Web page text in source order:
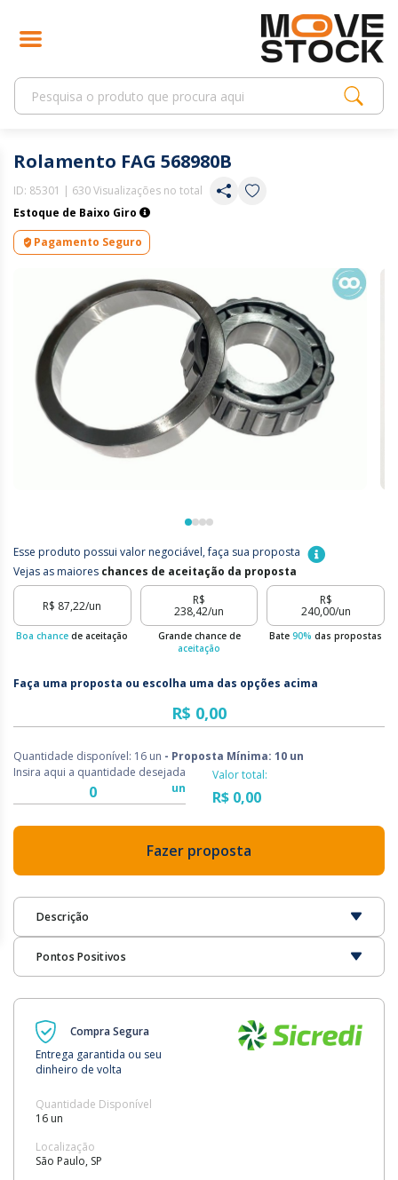
Rolamento FAG 568980B
ID: 85301 | 630 Visualizações no total
Estoque de Baixo Giro
Pagamento Seguro
Esse produto possui valor negociável, faça sua proposta
Vejas as maiores chances de aceitação da proposta
R$ 87,22/un
Boa chance de aceitação
R$
238,42/un
Grande chance de
aceitação
R$
240,00/un
Bate90% das propostas
Faça uma proposta ou escolha uma das opções acima
Quantidade disponível: 16 un - Proposta Mínima: 10 un
Insira aqui a quantidade desejada
un
Valor total:
R$ 0,00
Fazer proposta
Descrição
Pontos Positivos
Compra Segura
Entrega garantida ou seu
dinheiro de volta
Quantidade Disponível
16 un
Localização
São Paulo, SP